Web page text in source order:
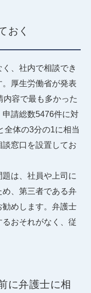
おく
、社内で相談でき
厚生労働省が発表
内容で最も多かった
請総数5476件に対
全体の3分の1に相当
窓口を設置してお
は、社員や上司に
、第三者である弁
めします。弁護士
おそれがなく、従
に弁護士に相